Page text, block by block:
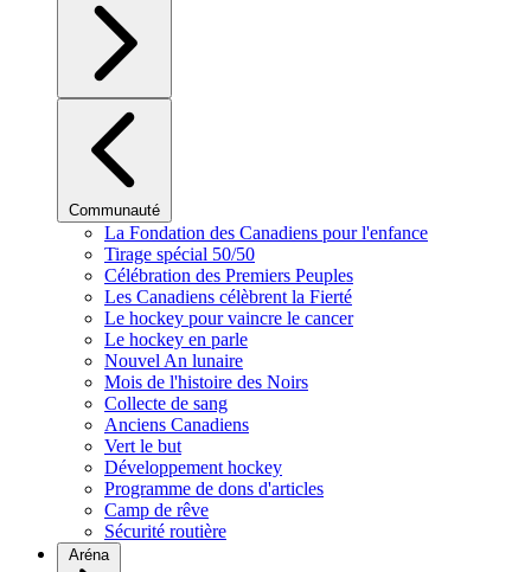
Communauté
La Fondation des Canadiens pour l'enfance
Tirage spécial 50/50
Célébration des Premiers Peuples
Les Canadiens célèbrent la Fierté
Le hockey pour vaincre le cancer
Le hockey en parle
Nouvel An lunaire
Mois de l'histoire des Noirs
Collecte de sang
Anciens Canadiens
Vert le but
Développement hockey
Programme de dons d'articles
Camp de rêve
Sécurité routière
Aréna